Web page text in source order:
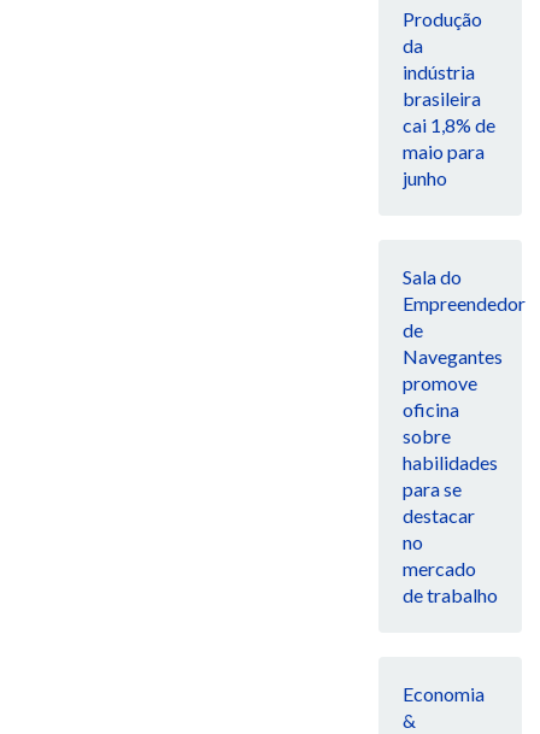
Produção
da
indústria
brasileira
cai 1,8% de
maio para
junho
Sala do
Empreendedor
de
Navegantes
promove
oficina
sobre
habilidades
para se
destacar
no
mercado
de trabalho
Economia
&